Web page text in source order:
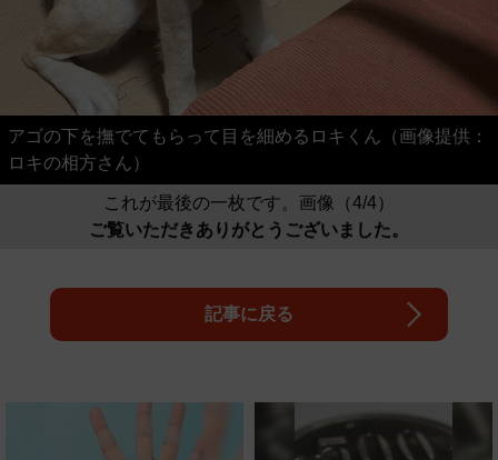
アゴの下を撫でてもらって目を細めるロキくん（画像提供：
ロキの相方さん）
これが最後の一枚です。画像（4/4）
ご覧いただきありがとうございました。
記事に戻る